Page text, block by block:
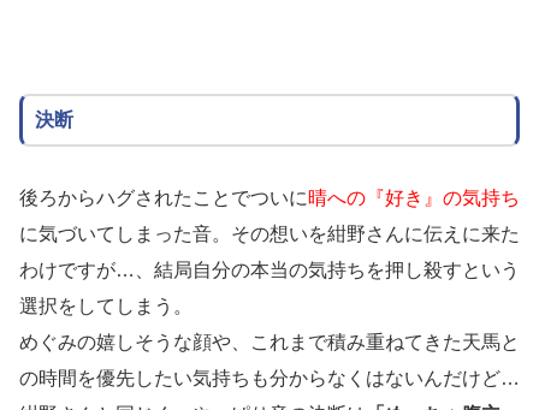
決断
後ろからハグされたことでついに晴への『好き』の気持ち
に気づいてしまった音。その想いを紺野さんに伝えに来た
わけですが…、結局自分の本当の気持ちを押し殺すという
選択をしてしまう。
めぐみの嬉しそうな顔や、これまで積み重ねてきた天馬と
の時間を優先したい気持ちも分からなくはないんだけど…